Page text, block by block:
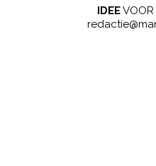
IDEEVOOR